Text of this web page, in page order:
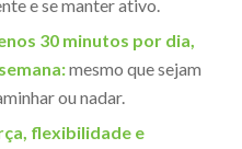
e se manter ativo.
30 minutos por dia,
mesmo que sejam
ou nadar.
flexibilidade e